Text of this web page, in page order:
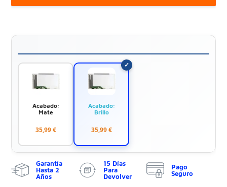
Acabado:
Mate
35,99 €
Acabado:
Brillo
35,99 €
Garantía
Hasta 2
Años
15 Días
Para
Devolver
Pago
Seguro